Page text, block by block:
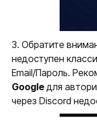
3. Обратите
недоступен
Email/Пароль.
Google для
через Discord